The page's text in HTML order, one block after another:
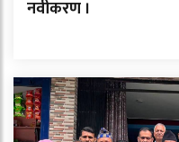
नवीकरण ।